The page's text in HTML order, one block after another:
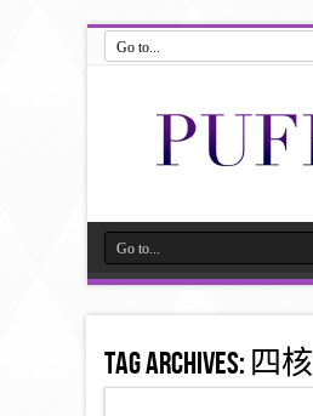
Tag Archives: 四核